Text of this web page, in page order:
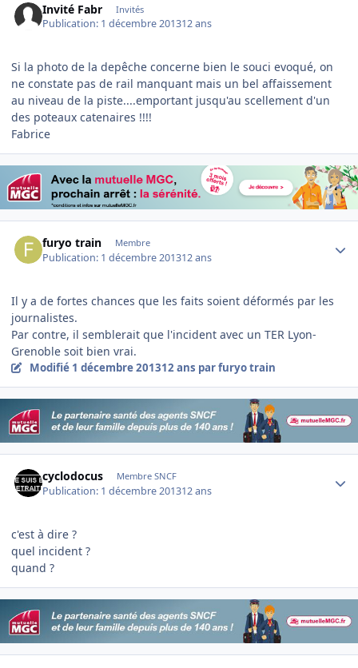
Invité Fabr Invités
Publication: 1 décembre 201312 ans
Si la photo de la depêche concerne bien le souci evoqué, on
ne constate pas de rail manquant mais un bel affaissement
au niveau de la piste....emportant jusqu'au scellement d'un
des poteaux catenaires !!!!
Fabrice
furyo train Membre
Publication: 1 décembre 201312 ans
Il y a de fortes chances que les faits soient déformés par les
journalistes.
Par contre, il semblerait que l'incident avec un TER Lyon-
Grenoble soit bien vrai.
Modifié 1 décembre 201312 ans par furyo train
cyclodocus Membre SNCF
Publication: 1 décembre 201312 ans
c'est à dire ?
quel incident ?
quand ?